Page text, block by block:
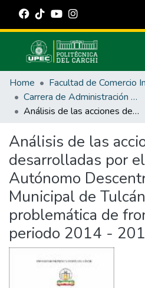
Communities & Collections
All of DSpace
Statistics
Estadísticas Externas
Manuales
Home
Carrera de Administración Pública
Análisis de las acciones desarrolladas por el Gobierno Autónomo Descentralizado Municipal de Tulcán para atender la problemática de frontera en el periodo 2014 - 2018
Análisis de las
desarrolladas por
Autónomo
Municipal de
problemática de
periodo 2014 -